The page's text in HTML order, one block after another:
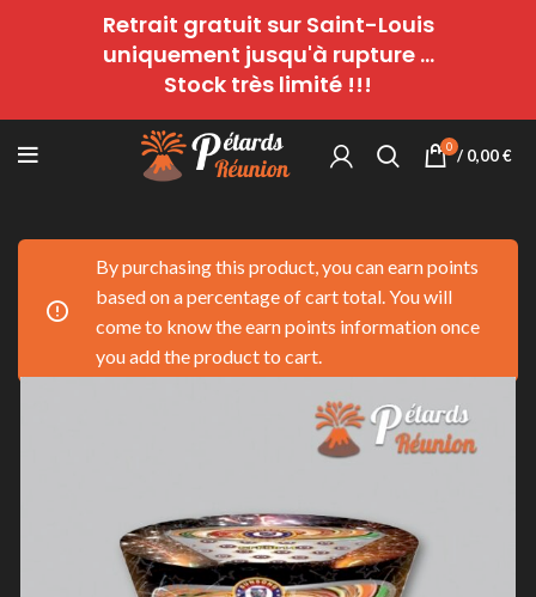
0 / 0,00€
By purchasing this product, you can earn points
based on a percentage of cart total. You will
come to know the earn points information once
you add the product to cart.
Retrait gratuit sur Saint-Louis
uniquement jusqu'à rupture ...
Stock très limité !!!